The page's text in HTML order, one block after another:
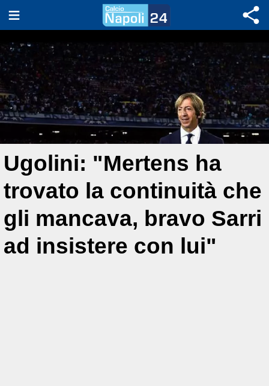
Ugolini: "Mertens ha
trovato la continuità che
gli mancava, bravo Sarri
ad insistere con lui"